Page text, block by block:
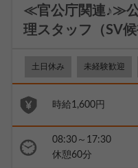
≪官公庁関連♪≫
理スタッフ（SV候
土日休み 未経験歓迎
時給1,600円
08:30～17:30
休憩60分